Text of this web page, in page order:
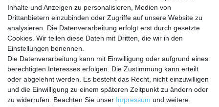
Inhalte und Anzeigen zu personalisieren, Medien von
Drittanbietern einzubinden oder Zugriffe auf unsere Website zu
analysieren. Die Datenverarbeitung erfolgt erst durch gesetzte
Cookies. Wir teilen diese Daten mit Dritten, die wir in den
Einstellungen benennen.
Die Datenverarbeitung kann mit Einwilligung oder aufgrund eines
berechtigten Interesses erfolgen. Die Zustimmung kann erteilt
oder abgelehnt werden. Es besteht das Recht, nicht einzuwilligen
und die Einwilligung zu einem späteren Zeitpunkt zu ändern oder
zu widerrufen. Beachten Sie unser Impressum und weitere
Service
Zahlungarten
Versandkosten
Batterierücknahmeverordnung
Kostenloser Newsletter
E-MAIL **
Newsletter
Honig
Daten­schutz­erklärung